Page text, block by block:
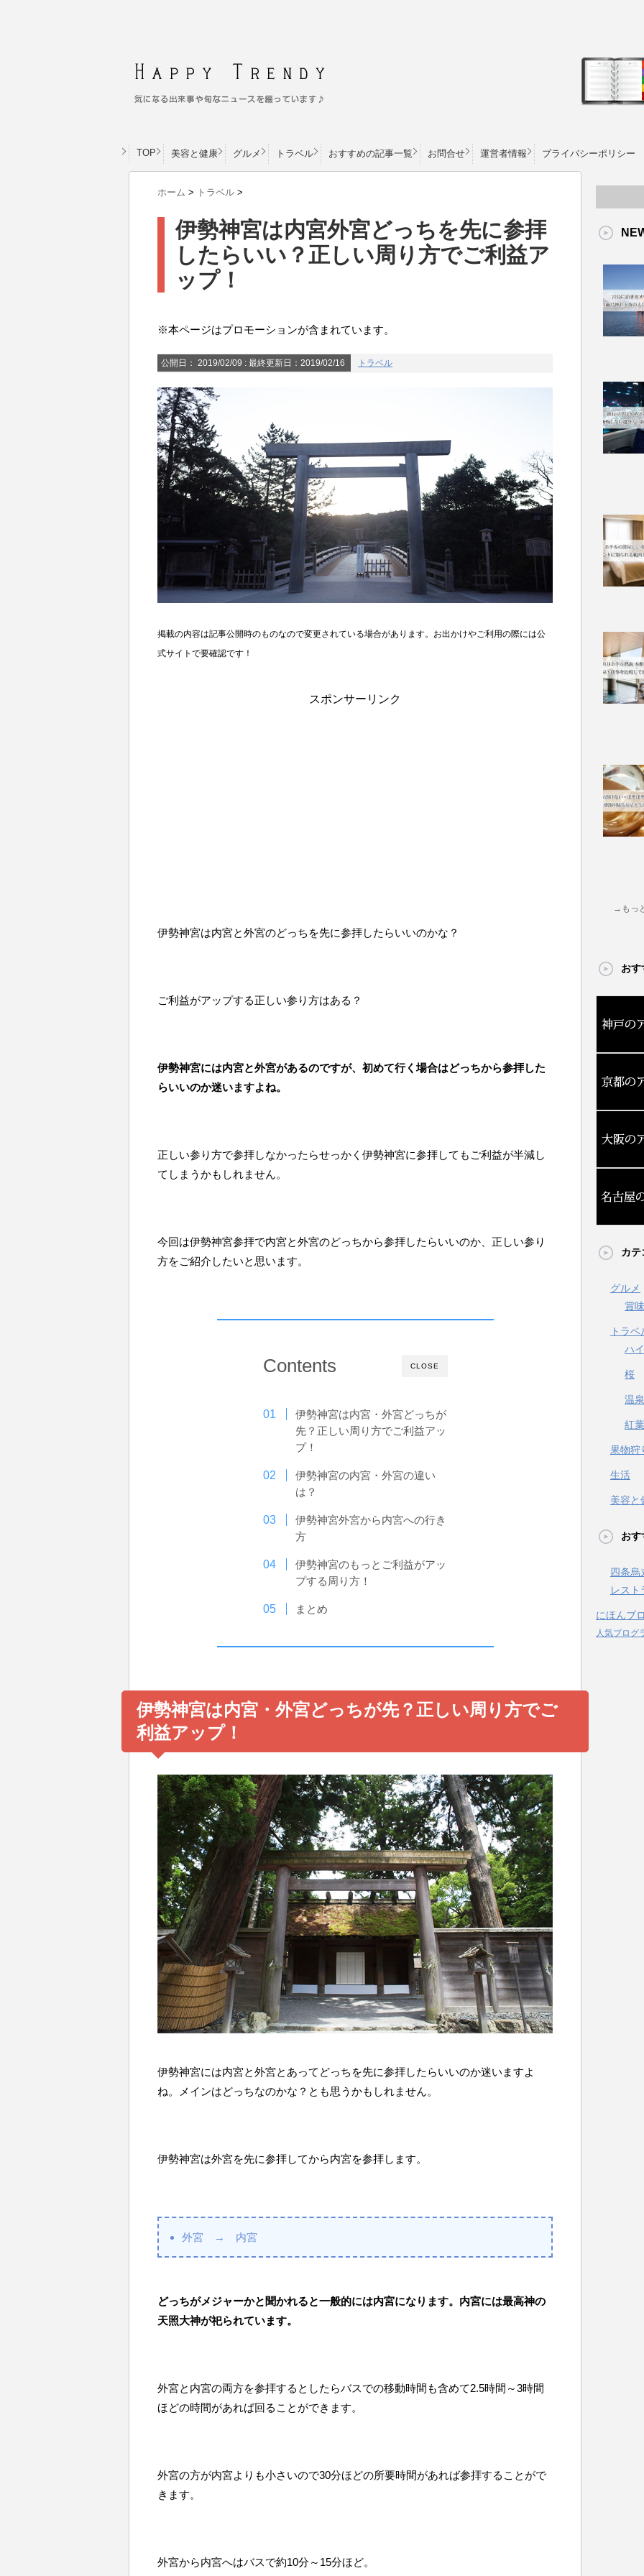
TOP 美容と健康 グルメ トラベル おすすめの記事一覧 お問合せ 運営者情報 プライバシーポリシー
ホーム > トラベル >
伊勢神宮は内宮外宮どっちを先に参拝
したらいい？正しい周り方でご利益ア
ップ！
※本ページはプロモーションが含まれています。
公開日： 2019/02/09 : 最終更新日：2019/02/16 トラベル
掲載の内容は記事公開時のものなので変更されている場合があります。お出かけやご利用の際には公
式サイトで要確認です！
スポンサーリンク
伊勢神宮は内宮と外宮のどっちを先に参拝したらいいのかな？
ご利益がアップする正しい参り方はある？
伊勢神宮には内宮と外宮があるのですが、初めて行く場合はどっちから参拝した
らいいのか迷いますよね。
正しい参り方で参拝しなかったらせっかく伊勢神宮に参拝してもご利益が半減し
てしまうかもしれません。
今回は伊勢神宮参拝で内宮と外宮のどっちから参拝したらいいのか、正しい参り
方をご紹介したいと思います。
CLOSE
Contents
伊勢神宮は内宮・外宮どっちが
先？正しい周り方でご利益アッ
プ！
伊勢神宮の内宮・外宮の違い
は？
伊勢神宮外宮から内宮への行き
方
伊勢神宮のもっとご利益がアッ
プする周り方！
まとめ
伊勢神宮は内宮・外宮どっちが先？正しい周り方でご
利益アップ！
伊勢神宮には内宮と外宮とあってどっちを先に参拝したらいいのか迷いますよ
ね。メインはどっちなのかな？とも思うかもしれません。
伊勢神宮は外宮を先に参拝してから内宮を参拝します。
外宮 → 内宮
どっちがメジャーかと聞かれると一般的には内宮になります。内宮には最高神の
天照大神が祀られています。
外宮と内宮の両方を参拝するとしたらバスでの移動時間も含めて2.5時間～3時間
ほどの時間があれば回ることができます。
外宮の方が内宮よりも小さいので30分ほどの所要時間があれば参拝することがで
きます。
外宮から内宮へはバスで約10分～15分ほど。
→もっ
おす
カテ
グルメ
賞
トラベ
ハ
桜
温泉
紅葉
果物狩
生活
美容と
おす
四条烏
レスト
にほんブ
人気ブログ